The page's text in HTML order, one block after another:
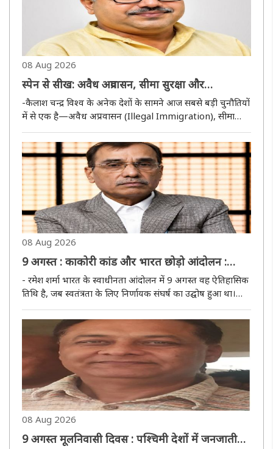
08 Aug 2026
स्पेन से सीख: अवैध अप्रवासन, सीमा सुरक्षा और
जनसांख्यिकीय परिवर्तन के प्रति समय रहते जागना क्यों
आवश्यक है?
-कैलाश चन्द्र विश्व के अनेक देशों के सामने आज सबसे बड़ी चुनौतियों
में से एक है—अवैध अप्रवासन (Illegal Immigration), सीमा
किसी एक देश या महाद्वीप का विषय नहीं, बल्कि राष्ट्रीय सुरक्षा..
08 Aug 2026
9 अगस्त : काकोरी कांड और भारत छोड़ो आंदोलन :
स्वाधीनता के सूर्योदय के लिए निर्णायक आंदोलन का
उद्घोष
- रमेश शर्मा भारत के स्वाधीनता आंदोलन में 9 अगस्त वह ऐतिहासिक
तिथि है, जब स्वतंत्रता के लिए निर्णायक संघर्ष का उद्घोष हुआ था।
इतिहास में यह 9 अगस्त की तिथि दो महत्वपूर्ण स्मृतियों से जुड़ी..
08 Aug 2026
9 अगस्त मूलनिवासी दिवस : पश्चिमी देशों में जनजातीय